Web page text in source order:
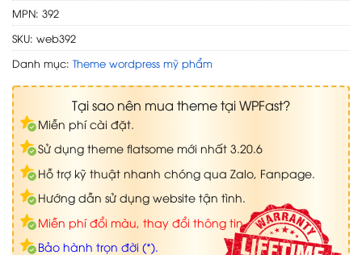
MPN: 392
SKU: web392
Danh mục: Theme wordpress mỹ phẩm
Tại sao nên mua theme tại WPFast?
Miễn phí cài đặt.
Sử dụng theme flatsome mới nhất 3.20.6
Hỗ trợ kỹ thuật nhanh chóng qua Zalo, Fanpage.
Hướng dẫn sử dụng website tận tình.
Miễn phí đổi màu, thay đổi thông tin.
Bảo hành trọn đời (*).